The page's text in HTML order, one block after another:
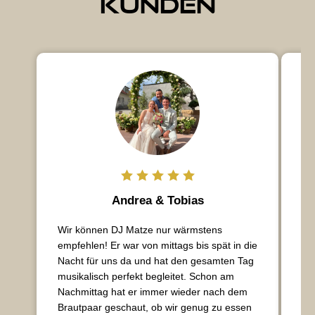
Andrea & Tobias
Wir können DJ Matze nur wärmstens
empfehlen! Er war von mittags bis spät in die
Nacht für uns da und hat den gesamten Tag
musikalisch perfekt begleitet. Schon am
Nachmittag hat er immer wieder nach dem
Brautpaar geschaut, ob wir genug zu essen